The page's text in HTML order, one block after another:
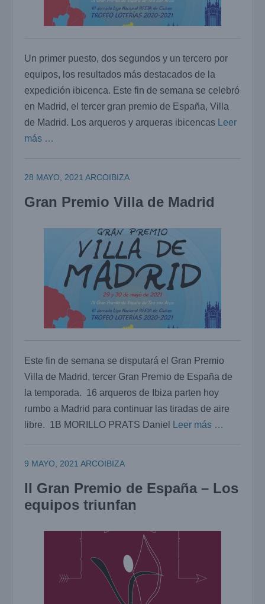
Un primer puesto, dos segundos y un tercero por
equipos, los resultados más destacados de la
expedición ibicenca. Este fin de semana se celebró
en Madrid, el tercer gran premio de España, Villa
de Madrid. Los arqueros y arqueras ibicencas
Leer
más …
28 MAYO, 2021 ARCOIBIZA
Gran Premio Villa de Madrid
Este fin de semana se disputará el Gran Premio
Villa de Madrid, tercer Gran Premio de España de
la temporada. 16 arqueros de Ibiza parten hoy
rumbo a Madrid para continuar las tiradas de aire
libre. 1B MORILLO PRATS Daniel
Leer más …
9 MAYO, 2021 ARCOIBIZA
II Gran Premio de España – Los
equipos triunfan